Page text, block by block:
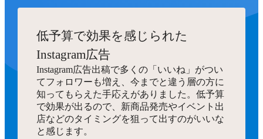
低予算で効果を感じられた
Instagram広告
Instagram広告出稿で多くの「いいね」がつい
てフォロワーも増え、今までと違う層の方に
知ってもらえた手応えがありました。低予算
で効果が出るので、新商品発売やイベント出
店などのタイミングを狙って出すのがいいな
と感じます。